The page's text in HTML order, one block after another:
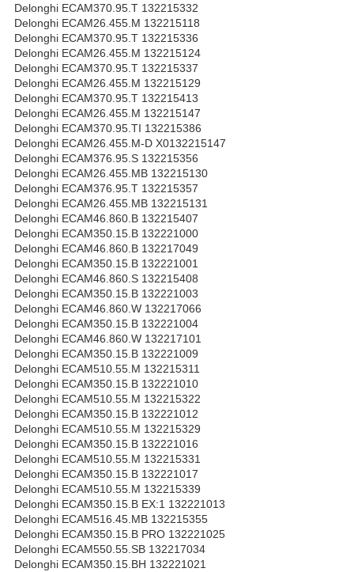
Delonghi ECAM370.95.T 132215332
Delonghi ECAM26.455.M 132215118
Delonghi ECAM370.95.T 132215336
Delonghi ECAM26.455.M 132215124
Delonghi ECAM370.95.T 132215337
Delonghi ECAM26.455.M 132215129
Delonghi ECAM370.95.T 132215413
Delonghi ECAM26.455.M 132215147
Delonghi ECAM370.95.TI 132215386
Delonghi ECAM26.455.M-D X0132215147
Delonghi ECAM376.95.S 132215356
Delonghi ECAM26.455.MB 132215130
Delonghi ECAM376.95.T 132215357
Delonghi ECAM26.455.MB 132215131
Delonghi ECAM46.860.B 132215407
Delonghi ECAM350.15.B 132221000
Delonghi ECAM46.860.B 132217049
Delonghi ECAM350.15.B 132221001
Delonghi ECAM46.860.S 132215408
Delonghi ECAM350.15.B 132221003
Delonghi ECAM46.860.W 132217066
Delonghi ECAM350.15.B 132221004
Delonghi ECAM46.860.W 132217101
Delonghi ECAM350.15.B 132221009
Delonghi ECAM510.55.M 132215311
Delonghi ECAM350.15.B 132221010
Delonghi ECAM510.55.M 132215322
Delonghi ECAM350.15.B 132221012
Delonghi ECAM510.55.M 132215329
Delonghi ECAM350.15.B 132221016
Delonghi ECAM510.55.M 132215331
Delonghi ECAM350.15.B 132221017
Delonghi ECAM510.55.M 132215339
Delonghi ECAM350.15.B EX:1 132221013
Delonghi ECAM516.45.MB 132215355
Delonghi ECAM350.15.B PRO 132221025
Delonghi ECAM550.55.SB 132217034
Delonghi ECAM350.15.BH 132221021